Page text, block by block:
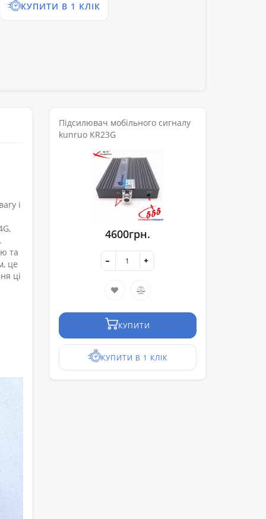
КУПИТИ В 1 КЛІК
і
та
це
ці
Підсилювач мобільного сигналу
kunruo KR23G
4600грн.
КУПИТИ
КУПИТИ В 1 КЛІК